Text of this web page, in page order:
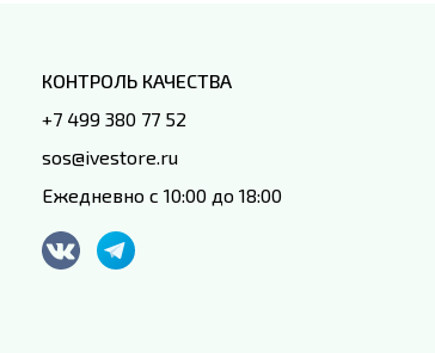
КОНТРОЛЬ КАЧЕСТВА
+7 499 380 77 52
sos@ivestore.ru
Ежедневно с 10:00 до 18:00